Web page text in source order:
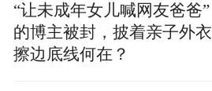
“让未成年女儿喊网友爸爸”
的博主被封，披着亲子外衣
擦边底线何在？